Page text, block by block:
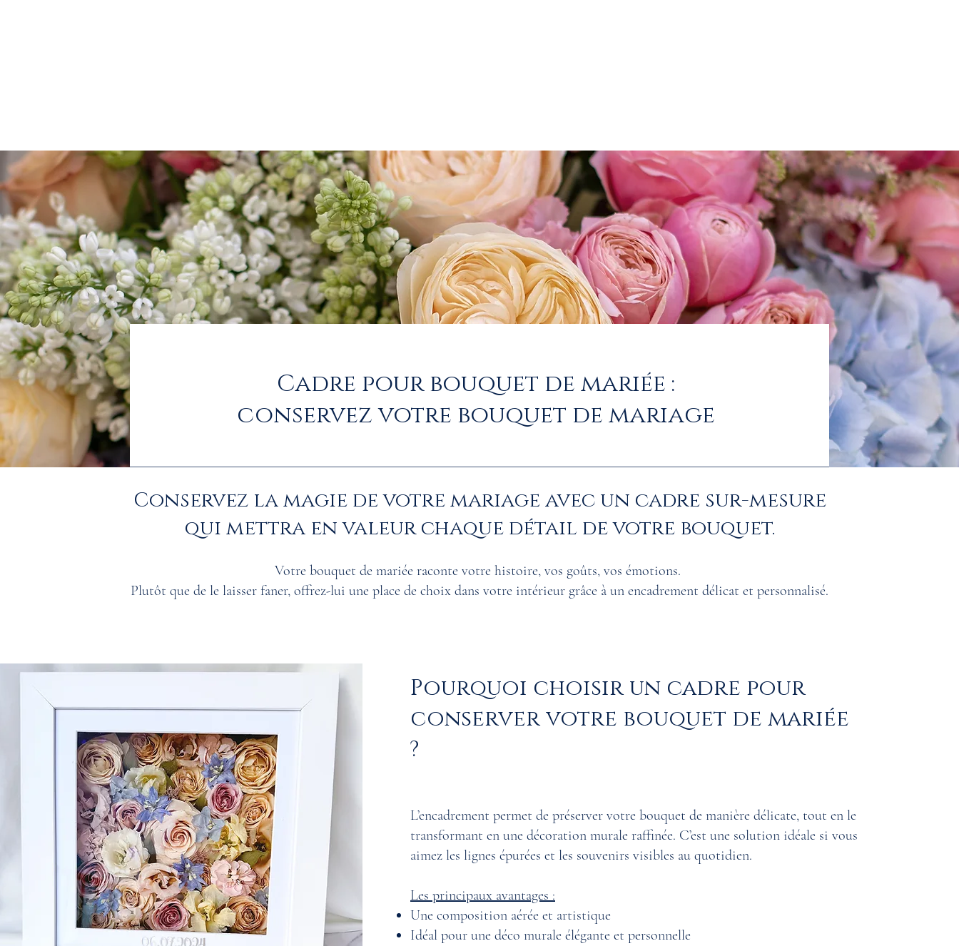
Cadre pour bouquet de mariée :
conservez votre bouquet de mariage
Conservez la magie de votre mariage avec un cadre sur-mesure
qui mettra en valeur chaque détail de votre bouquet.
Votre bouquet de mariée raconte votre histoire, vos goûts, vos émotions.
Plutôt que de le laisser faner, offrez-lui une place de choix dans votre intérieur grâce à un encadrement délicat et personnalisé.
Pourquoi choisir un cadre pour
conserver votre bouquet de mariée
?
L’encadrement permet de préserver votre bouquet de manière délicate, tout en le
transformant en une décoration murale raffinée. C’est une solution idéale si vous
aimez les lignes épurées et les souvenirs visibles au quotidien.
Les principaux avantages :
Une composition aérée et artistique
Idéal pour une déco murale élégante et personnelle